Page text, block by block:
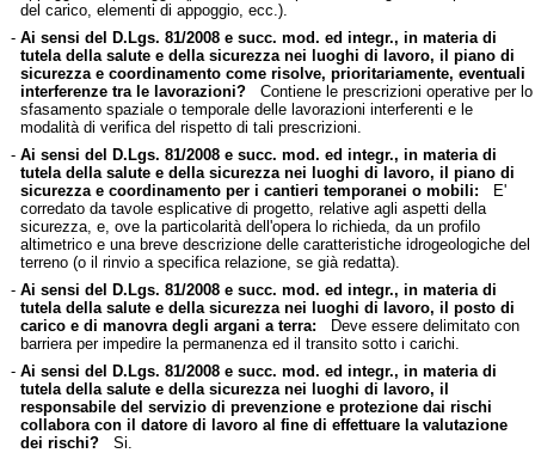
del carico, elementi di appoggio, ecc.).
- Ai sensi del D.Lgs. 81/2008 e succ. mod. ed integr., in materia di
tutela della salute e della sicurezza nei luoghi di lavoro, il piano di
sicurezza e coordinamento come risolve, prioritariamente, eventuali
interferenze tra le lavorazioni?Contiene le prescrizioni operative per lo
sfasamento spaziale o temporale delle lavorazioni interferenti e le
modalità di verifica del rispetto di tali prescrizioni.
- Ai sensi del D.Lgs. 81/2008 e succ. mod. ed integr., in materia di
tutela della salute e della sicurezza nei luoghi di lavoro, il piano di
sicurezza e coordinamento per i cantieri temporanei o mobili: E'
corredato da tavole esplicative di progetto, relative agli aspetti della
sicurezza, e, ove la particolarità dell'opera lo richieda, da un profilo
altimetrico e una breve descrizione delle caratteristiche idrogeologiche del
terreno (o il rinvio a specifica relazione, se già redatta).
- Ai sensi del D.Lgs. 81/2008 e succ. mod. ed integr., in materia di
tutela della salute e della sicurezza nei luoghi di lavoro, il posto di
carico e di manovra degli argani a terra: Deve essere delimitato con
barriera per impedire la permanenza ed il transito sotto i carichi.
- Ai sensi del D.Lgs. 81/2008 e succ. mod. ed integr., in materia di
tutela della salute e della sicurezza nei luoghi di lavoro, il
responsabile del servizio di prevenzione e protezione dai rischi
collabora con il datore di lavoro al fine di effettuare la valutazione
dei rischi?Si.